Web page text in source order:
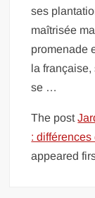
ses
maîtrisée
promenade
la française,
se …
The post
:
appeared